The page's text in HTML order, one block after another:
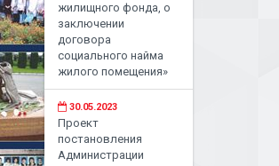
жилищного фонда, о
заключении
договора
социального найма
жилого помещения»
30.05.2023
Проект
постановления
Администрации